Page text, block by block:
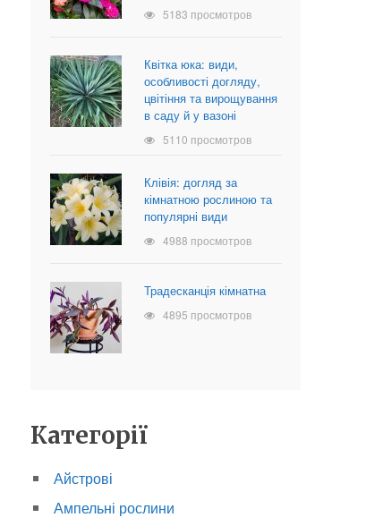
5183 просмотров
Квітка юка: види,
особливості догляду,
цвітіння та вирощування
в саду й у вазоні
5110 просмотров
Клівія: догляд за
кімнатною рослиною та
популярні види
4988 просмотров
Традесканція кімнатна
4895 просмотров
Категорії
Айстрові
Ампельні рослини